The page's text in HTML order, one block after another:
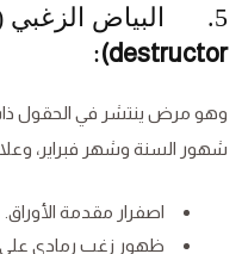
5. البياض الزغبي (
destructor
)
:
وهو مرض ينتشر في الحقول
شهور السنة وشهر فبراير،
اصفرار مقدمة الأوراق.
ظهور زغب رمادي على